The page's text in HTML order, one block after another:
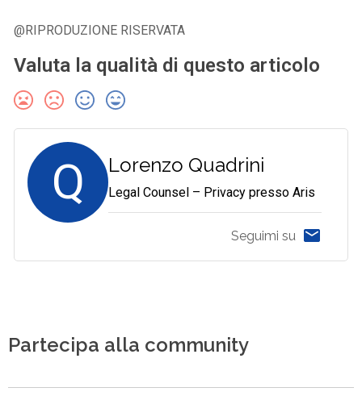
@RIPRODUZIONE RISERVATA
Valuta la qualità di questo articolo
Q Lorenzo Quadrini
Legal Counsel – Privacy presso Aris
Seguimi su
Partecipa alla community